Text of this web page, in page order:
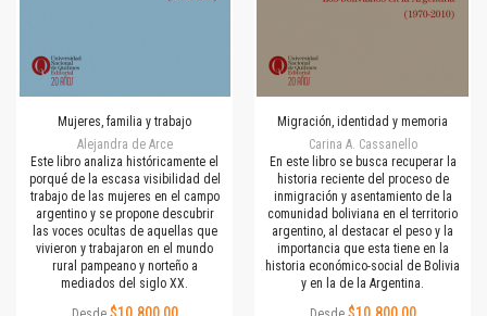
Mujeres, familia y trabajo
Alejandra de Arce
Este libro analiza históricamente el
porqué de la escasa visibilidad del
trabajo de las mujeres en el campo
argentino y se propone descubrir
las voces ocultas de aquellas que
vivieron y trabajaron en el mundo
rural pampeano y norteño a
mediados del siglo XX.
$10.800,00
Migración, identidad y memoria
Carina A. Cassanello
En este libro se busca recuperar la
historia reciente del proceso de
inmigración y asentamiento de la
comunidad boliviana en el territorio
argentino, al destacar el peso y la
importancia que esta tiene en la
historia económico-social de Bolivia
y en la de la Argentina.
$10.800,00